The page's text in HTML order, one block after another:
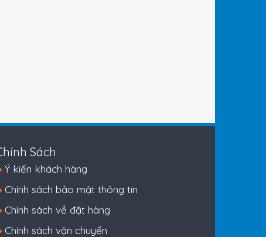
Sách
Ý kiến khách hàng
Chính sách bảo mật thông tin
Chính sách về đặt hàng
Chính sách vận chuyển